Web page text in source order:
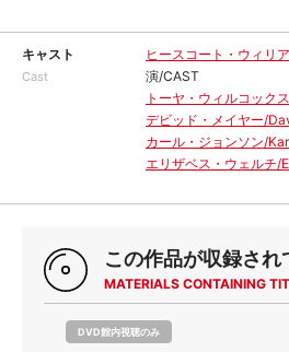
キャスト
Cast
ヒースコート・ウィリ
演/CAST
トーヤ・ウィルコック
デビッド・メイヤー/
カール・ジョンソン/
エリザベス・ウェルチ/
この作品が収録され
MATERIALS CONTAINING
DVD館内視聴のみ